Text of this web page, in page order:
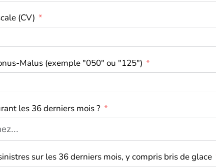
(CV)
Malus (exemple "050" ou "125")
les 36 derniers mois ?
sur les 36 derniers mois, y compris bris de glace